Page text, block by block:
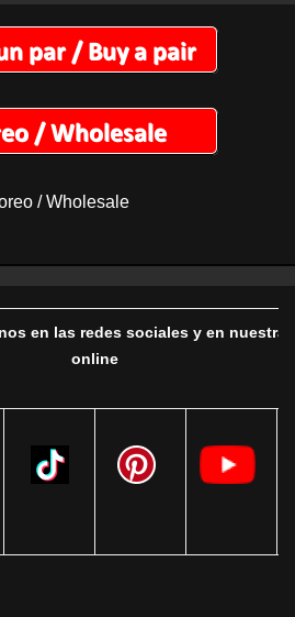
/ Wholesale
en las redes sociales y en nuestra
online